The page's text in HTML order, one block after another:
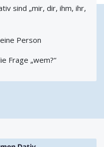
sind „mir, dir, ihm, ihr,
Person
Frage „wem?“